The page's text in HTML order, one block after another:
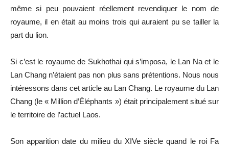
même si peu pouvaient réellement revendiquer le nom de
royaume, il en était au moins trois qui auraient pu se tailler la
part du lion.
Si c’est le royaume de Sukhothai qui s’imposa, le Lan Na et le
Lan Chang n’étaient pas non plus sans prétentions. Nous nous
intéressons dans cet article au Lan Chang. Le royaume du Lan
Chang (le « Million d’Éléphants ») était principalement situé sur
le territoire de l’actuel Laos.
Son apparition date du milieu du XIVe siècle quand le roi Fa